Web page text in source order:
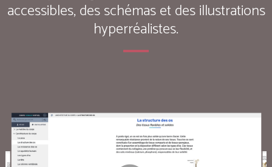
accessibles, des schémas et des illustrations
hyperréalistes.